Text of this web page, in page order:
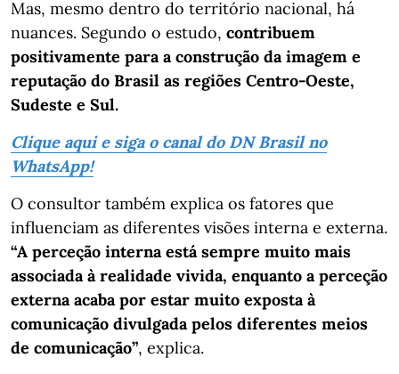
Mas, mesmo dentro do território nacional, há
nuances. Segundo o estudo, contribuem
positivamente para a construção da imagem e
reputação do Brasil as regiões Centro-Oeste,
Sudeste e Sul.
Clique aqui e siga o canal do DN Brasil no
WhatsApp!
O consultor também explica os fatores que
influenciam as diferentes visões interna e externa.
“A perceção interna está sempre muito mais
associada à realidade vivida, enquanto a perceção
externa acaba por estar muito exposta à
comunicação divulgada pelos diferentes meios
de comunicação”, explica.